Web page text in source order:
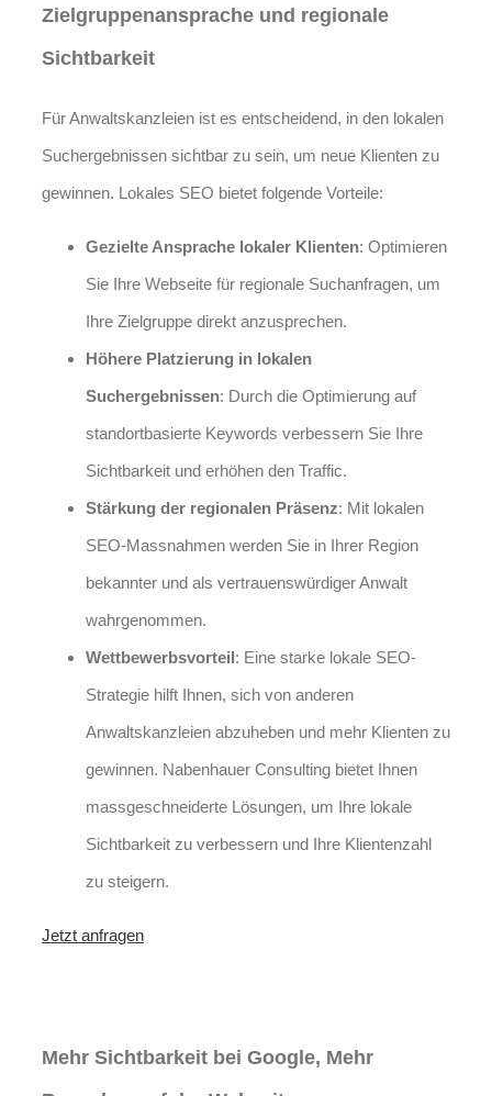
Zielgruppenansprache und regionale
Sichtbarkeit
Für Anwaltskanzleien ist es entscheidend, in den lokalen
Suchergebnissen sichtbar zu sein, um neue Klienten zu
gewinnen. Lokales SEO bietet folgende Vorteile:
Gezielte Ansprache lokaler Klienten: Optimieren
Sie Ihre Webseite für regionale Suchanfragen, um
Ihre Zielgruppe direkt anzusprechen.
Höhere Platzierung in lokalen
Suchergebnissen: Durch die Optimierung auf
standortbasierte Keywords verbessern Sie Ihre
Sichtbarkeit und erhöhen den Traffic.
Stärkung der regionalen Präsenz: Mit lokalen
SEO-Massnahmen werden Sie in Ihrer Region
bekannter und als vertrauenswürdiger Anwalt
wahrgenommen.
Wettbewerbsvorteil: Eine starke lokale SEO-
Strategie hilft Ihnen, sich von anderen
Anwaltskanzleien abzuheben und mehr Klienten zu
gewinnen. Nabenhauer Consulting bietet Ihnen
massgeschneiderte Lösungen, um Ihre lokale
Sichtbarkeit zu verbessern und Ihre Klientenzahl
zu steigern.
Jetzt anfragen
Mehr Sichtbarkeit bei Google, Mehr